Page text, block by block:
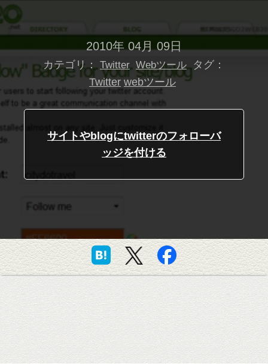
2010年 04月 09日
カテゴリ： Twitter Webツール
タグ：
Twitter webツール
サイトやblogにtwitterのフォローバ
ッジを付ける